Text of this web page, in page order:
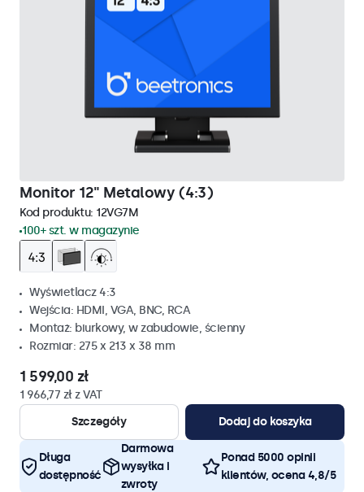
Monitor 12" Metalowy (4:3)
Kod produktu: 12VG7M
100+ szt. w magazynie
Wyświetlacz 4:3
Wejścia: HDMI, VGA, BNC, RCA
Montaż: biurkowy, w zabudowie, ścienny
Rozmiar: 275 x 213 x 38 mm
1 599,00 zł
1 966,77 zł z VAT
Szczegóły
Dodaj do koszyka
Długa
dostępność
Darmowa
wysyłka i
zwroty
Ponad 5000 opinii
klientów, ocena 4,8/5